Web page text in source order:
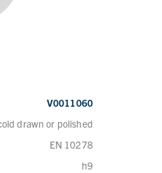
V0011060
drawn or polished
EN 10278
h9